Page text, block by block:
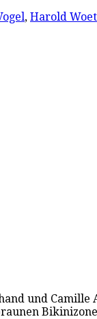
, Harold
und